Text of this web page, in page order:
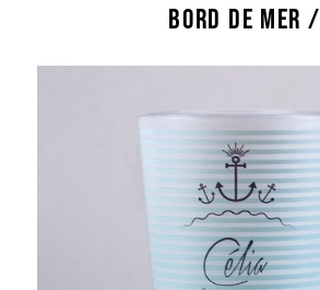
BORD DE MER /